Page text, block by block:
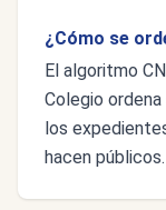
¿Cómo se
El algoritmo
Colegio
los
hacen públicos.